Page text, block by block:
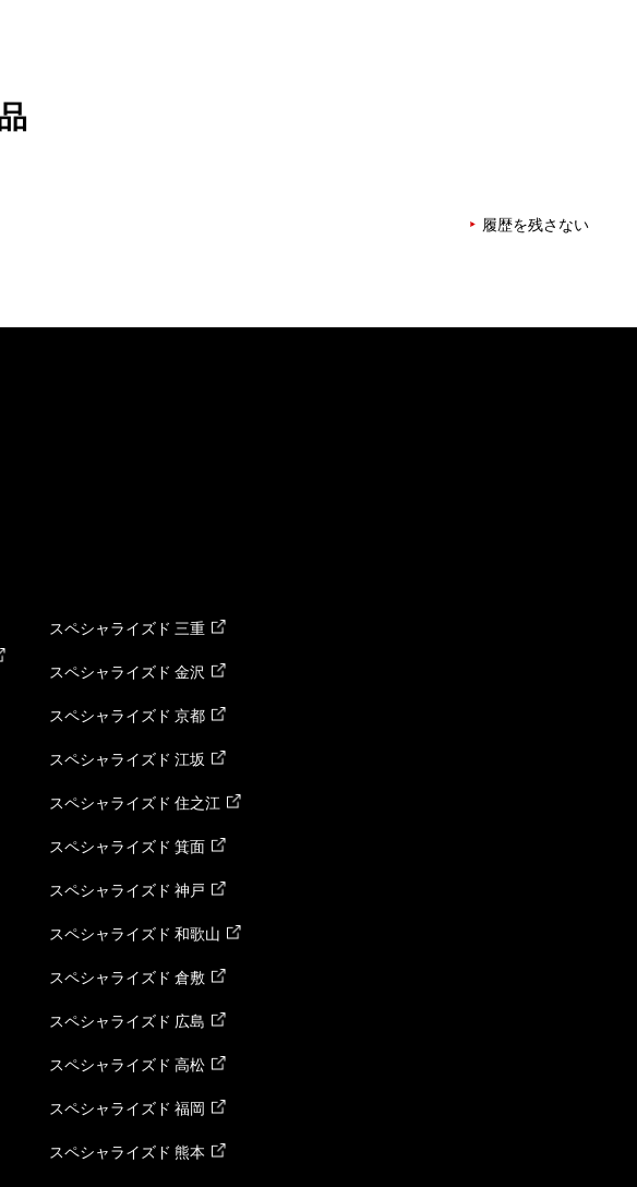
履歴を残さない
スペシャライズド 三重
スペシャライズド 金沢
スペシャライズド 京都
スペシャライズド 江坂
スペシャライズド 住之江
スペシャライズド 箕面
スペシャライズド 神戸
スペシャライズド 和歌山
スペシャライズド 倉敷
スペシャライズド 広島
スペシャライズド 高松
スペシャライズド 福岡
スペシャライズド 熊本